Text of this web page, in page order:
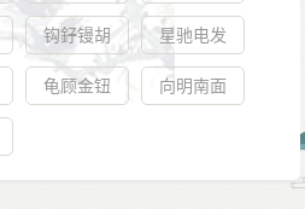
钩釨镘胡 星驰电发
龟顾金钮 向明南面